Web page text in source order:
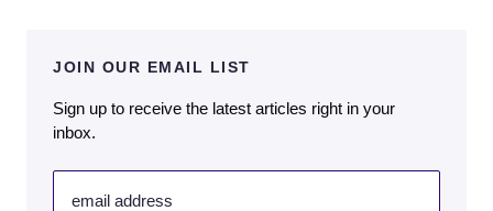
JOIN OUR EMAIL LIST
Sign up to receive the latest articles right in your
inbox.
email address